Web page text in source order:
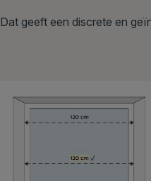
Dat geeft een discrete en